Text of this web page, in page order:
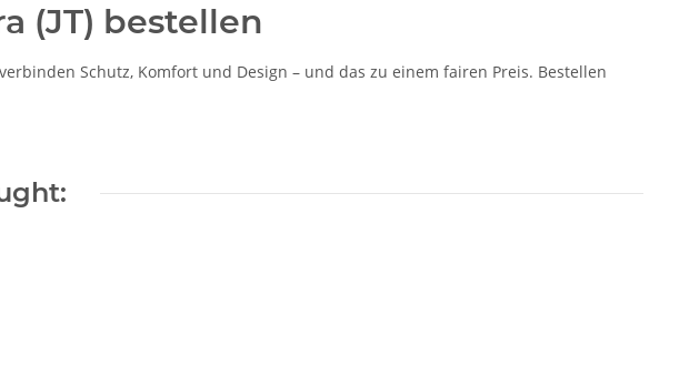
(JT) bestellen
Schutz, Komfort und Design – und das zu einem fairen Preis. Bestellen